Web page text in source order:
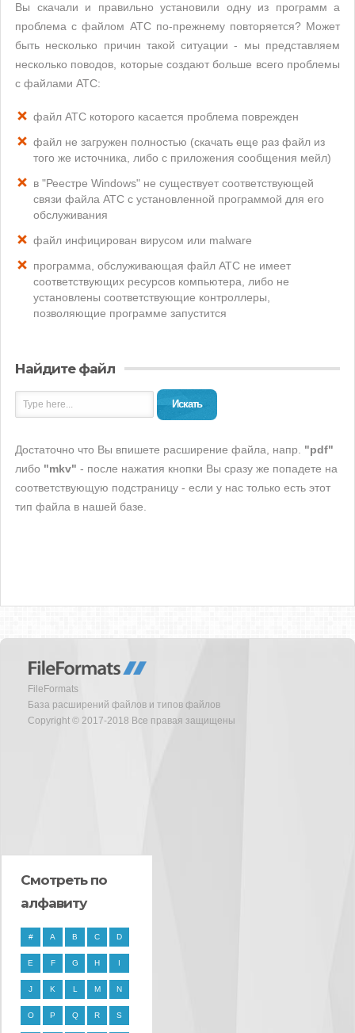
Вы скачали и правильно установили одну из программ а
проблема с файлом ATC по-прежнему повторяется? Может
быть несколько причин такой ситуации - мы представляем
несколько поводов, которые создают больше всего проблемы
с файлами ATC:
файл ATC которого касается проблема поврежден
файл не загружен полностью (скачать еще раз файл из
того же источника, либо с приложения сообщения мейл)
в "Реестре Windows" не существует соответствующей
связи файла ATC с установленной программой для его
обслуживания
файл инфицирован вирусом или malware
программа, обслуживающая файл ATC не имеет
соответствующих ресурсов компьютера, либо не
установлены соответствующие контроллеры,
позволяющие программе запустится
Найдите файл
Искать
Достаточно что Вы впишете расширение файла, напр. "pdf"
либо "mkv" - после нажатия кнопки Вы сразу же попадете на
соответствующую подстраницу - если у нас только есть этот
тип файла в нашей базе.
FileFormats
База расширений файлов и типов файлов
Copyright © 2017-2018 Все правая защищены
Смотреть по
алфавиту
# A B C D
E F G H I
J K L M N
O P Q R S